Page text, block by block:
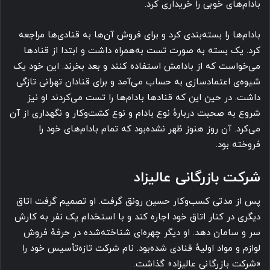
بادام‌های خوبی را خریداری کرد.
بادام‌ها را بسته‌‌بندی کرد و برای فروش آن‌ها به قنادی‌ها مراجعه
کرد. یک بسته به صورت تست به‌همراه داشت و ابتدا از قنادها
می‌خواست که از بادامش استفاده کنند و بعد بخرند. این خود یک
شیوه‌ی اعتماد‌سازی به حساب می‌آمد و برای قنادان تهرانی تازگی
داشت. در حین این که قنادها بادام‌ها را تست می‌کردند او نیز
شروع به صحبت دربارهٔ نوع بادام و نوع کشت‌وکار و نگهداری از آن
می‌کرد. آن روز هنوز ظهر نشده‌بود که تمام بادام‌های خود را
فروخته بود.
شرکت بازرگانی عالیزاد
پس از مدتی کسب‌وکار حسین رونق گرفت. او تصمیم گرفت اتاق
دیگری در کنار اتاق خود اجاره کند و با استخدام یک نفر به کارش
سر و سامان دهد. او دیگر چهره‌ای شناخته‌شده در حرفهٔ فروش
لوازم و مواد اولیهٔ قنادی شده‌بود. نام شرکت تازه‌تأسیس خود را
«شرکت بازرگانی عالیزاد» گذاشت.